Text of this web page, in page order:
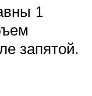
1
запятой.